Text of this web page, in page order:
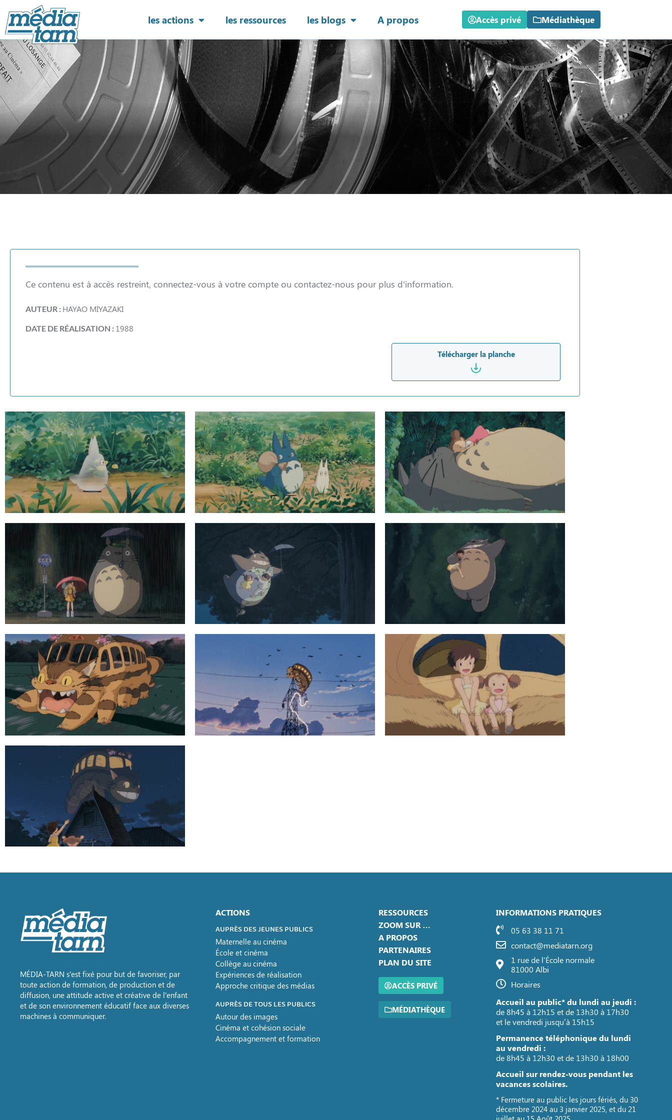
les actions les ressources les blogs A propos Accès privé Médiathèque
Ce contenu est à accès restreint, connectez-vous à votre compte ou contactez-nous pour plus d'information.
AUTEUR : HAYAO MIYAZAKI
DATE DE RÉALISATION : 1988
Télécharger la planche
MÉDIA-TARN s’est fixé pour but de favoriser, par
toute action de formation, de production et de
diffusion, une attitude active et créative de l’enfant
et de son environnement éducatif face aux diverses
machines à communiquer.
ACTIONS
AUPRÈS DES JEUNES PUBLICS
Maternelle au cinéma
École et cinéma
Collège au cinéma
Expériences de réalisation
Approche critique des médias
AUPRÈS DE TOUS LES PUBLICS
Autour des images
Cinéma et cohésion sociale
Accompagnement et formation
RESSOURCES
ZOOM SUR …
A PROPOS
PARTENAIRES
PLAN DU SITE
ACCÈS PRIVÉ
MÉDIATHÈQUE
INFORMATIONS PRATIQUES
05 63 38 11 71
contact@mediatarn.org
1 rue de l'École normale
81000 Albi
Horaires
Accueil au public* du lundi au jeudi :
de 8h45 à 12h15 et de 13h30 à 17h30
et le vendredi jusqu’à 15h15
Permanence téléphonique du lundi
au vendredi :
de 8h45 à 12h30 et de 13h30 à 18h00
Accueil sur rendez-vous pendant les
vacances scolaires.
* Fermeture au public les jours fériés, du 30
décembre 2024 au 3 janvier 2025, et du 21